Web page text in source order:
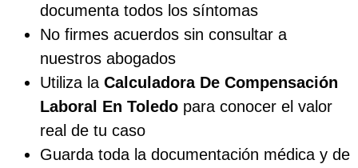
documenta todos los síntomas
No firmes acuerdos sin consultar a
nuestros abogados
Utiliza la Calculadora De Compensación
Laboral En Toledo para conocer el valor
real de tu caso
Guarda toda la documentación médica y de